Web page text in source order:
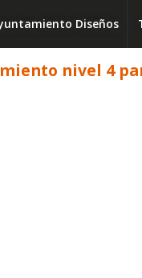
Diseños
nivel 4